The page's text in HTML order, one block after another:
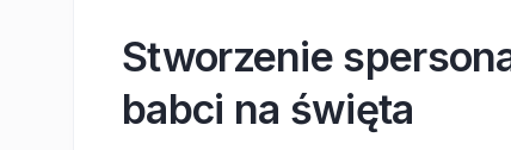
Stworzenie
babci na święta